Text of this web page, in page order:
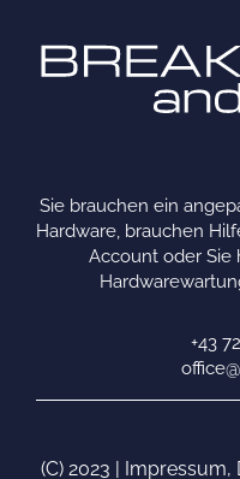
Sie brauchen ein
Hardware, brauchen
Account oder Sie
+43
(C) 2023 | Impressum,